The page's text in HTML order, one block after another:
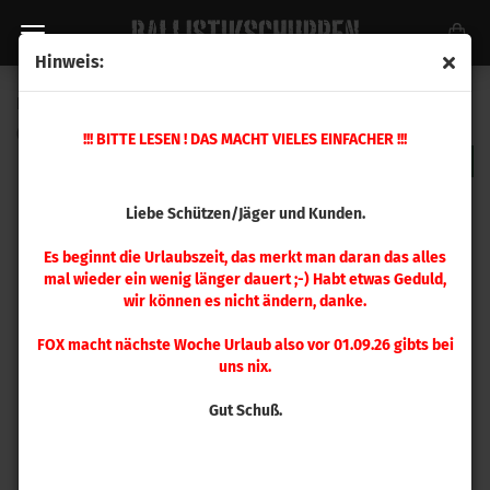
Hinweis:
!!! BITTE LESEN ! DAS MACHT VIELES EINFACHER !!!
Liebe Schützen/Jäger und Kunden.
Es beginnt die Urlaubszeit, das merkt man daran das alles
mal wieder ein wenig länger dauert ;-) Habt etwas Geduld,
wir können es nicht ändern, danke.
FOX macht nächste Woche Urlaub also vor 01.09.26 gibts bei
uns nix.
Gut Schuß.
20515)